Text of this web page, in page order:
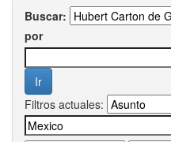
Buscar:
por
Filtros actuales: